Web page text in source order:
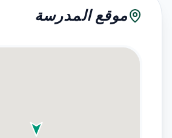
موقع المدرسة